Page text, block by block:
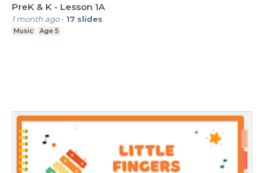
PreK & K - Lesson 1A
1 month ago- 17 slides
Music Age 5